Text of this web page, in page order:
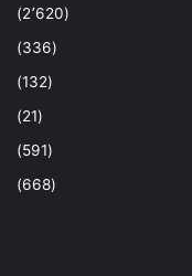
(2٬620)
(336)
(132)
(21)
(591)
(668)